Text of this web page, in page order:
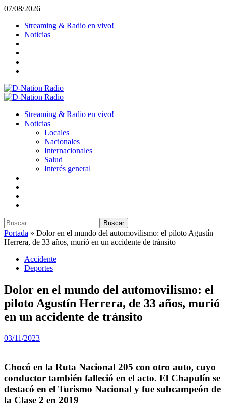
Saltar
contenido
07/08/2026
Streaming & Radio en vivo!
Noticias
Menú
Streaming & Radio en vivo!
Noticias
Locales
Nacionales
Internacionales
Salud
Interés general
Buscar:
Portada » Dolor en el mundo del automovilismo: el piloto Agustín
Herrera, de 33 años, murió en un accidente de tránsito
Accidente
Deportes
Dolor en el mundo del automovilismo: el
piloto Agustín Herrera, de 33 años, murió
en un accidente de tránsito
03/11/2023
Chocó en la Ruta Nacional 205 con otro auto, cuyo
conductor también falleció en el acto. El Chapulín se
destacó en el Turismo Nacional y fue subcampeón de
la Clase 2 en 2019